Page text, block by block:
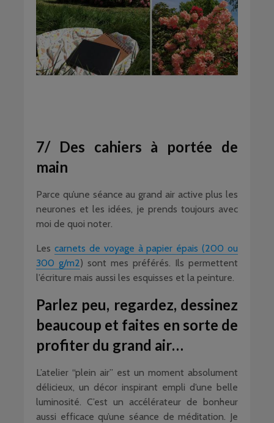
7/ Des cahiers à portée de
main
Parce qu’une séance au grand air active plus les
neurones et les idées, je prends toujours avec
moi de quoi noter.
Les carnets de voyage à papier épais (200 ou
300 g/m2) sont mes préférés. Ils permettent
l’écriture mais aussi les esquisses et la peinture.
Parlez peu, regardez, dessinez
beaucoup et faites en sorte de
profiter du grand air…
L’atelier “plein air” est un moment absolument
délicieux, un décor inspirant empli d’une belle
luminosité. C’est un accélérateur de bonheur
aussi efficace qu’une séance de méditation. Je